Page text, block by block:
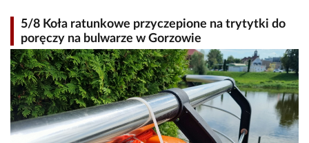
5/8 Koła ratunkowe przyczepione na trytytki do
poręczy na bulwarze w Gorzowie